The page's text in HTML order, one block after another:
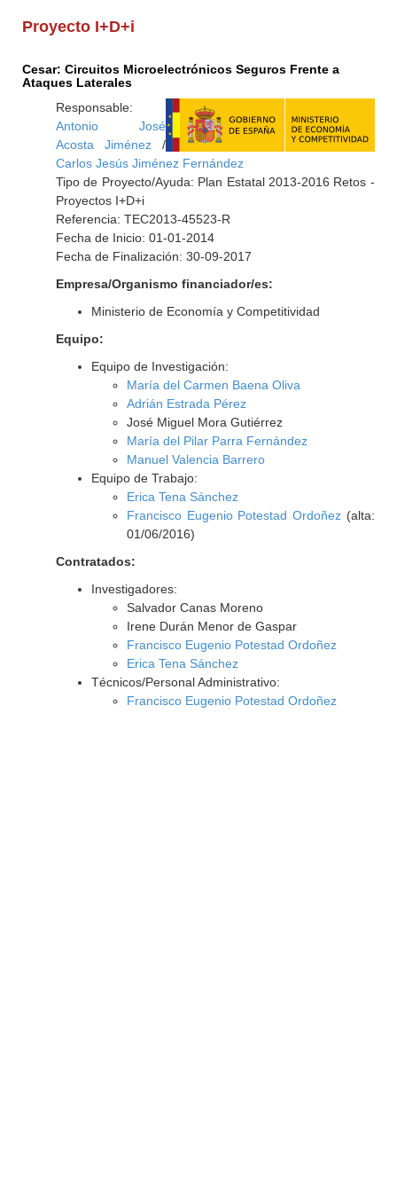
Proyecto I+D+i
Cesar: Circuitos Microelectrónicos Seguros Frente a
Ataques Laterales
Responsable:
Antonio José
Acosta Jiménez/
Carlos Jesús Jiménez Fernández
Tipo de Proyecto/Ayuda: Plan Estatal 2013-2016 Retos -
Proyectos I+D+i
Referencia: TEC2013-45523-R
Fecha de Inicio: 01-01-2014
Fecha de Finalización: 30-09-2017
Empresa/Organismo financiador/es:
Ministerio de Economía y Competitividad
Equipo:
Equipo de Investigación:
María del Carmen Baena Oliva
Adrián Estrada Pérez
José Miguel Mora Gutiérrez
María del Pilar Parra Fernández
Manuel Valencia Barrero
Equipo de Trabajo:
Erica Tena Sánchez
Francisco Eugenio Potestad Ordoñez (alta:
01/06/2016)
Contratados:
Investigadores:
Salvador Canas Moreno
Irene Durán Menor de Gaspar
Francisco Eugenio Potestad Ordoñez
Erica Tena Sánchez
Técnicos/Personal Administrativo:
Francisco Eugenio Potestad Ordoñez